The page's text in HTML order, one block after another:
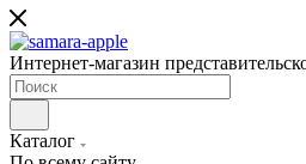
Интернет-магазин
Каталог